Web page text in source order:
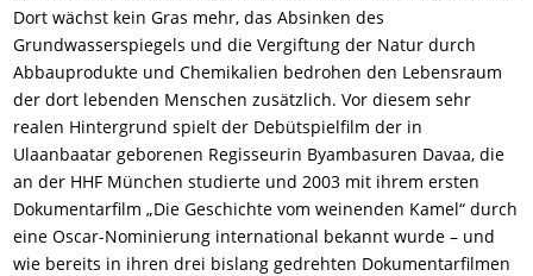
Dort wächst kein Gras mehr, das Absinken des
Grundwasserspiegels und die Vergiftung der Natur durch
Abbauprodukte und Chemikalien bedrohen den Lebensraum
der dort lebenden Menschen zusätzlich. Vor diesem sehr
realen Hintergrund spielt der Debütspielfilm der in
Ulaanbaatar geborenen Regisseurin Byambasuren Davaa, die
an der HHF München studierte und 2003 mit ihrem ersten
Dokumentarfilm „Die Geschichte vom weinenden Kamel“ durch
eine Oscar-Nominierung international bekannt wurde – und
wie bereits in ihren drei bislang gedrehten Dokumentarfilmen